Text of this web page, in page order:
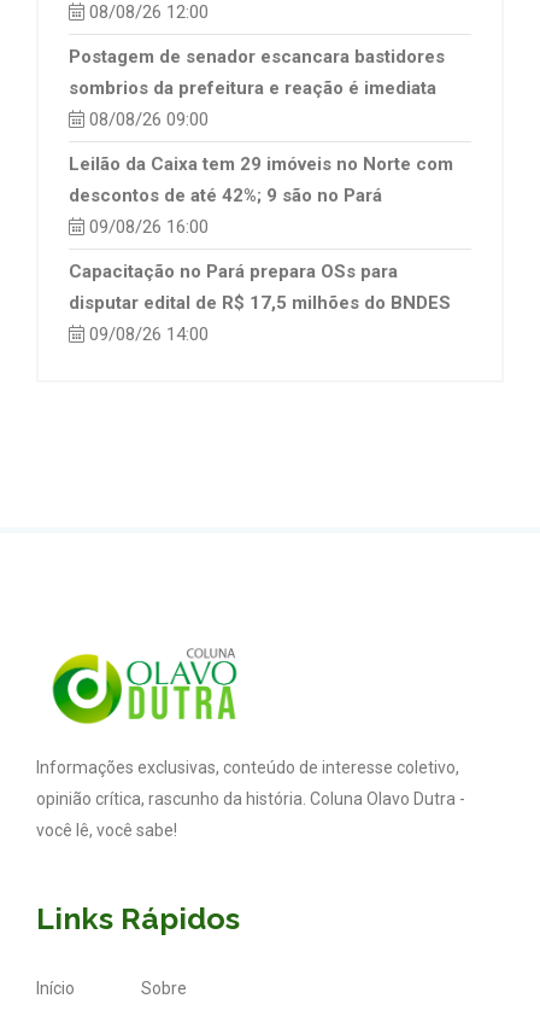
08/08/26 12:00
Postagem de senador escancara bastidores
sombrios da prefeitura e reação é imediata
08/08/26 09:00
Leilão da Caixa tem 29 imóveis no Norte com
descontos de até 42%; 9 são no Pará
09/08/26 16:00
Capacitação no Pará prepara OSs para
disputar edital de R$ 17,5 milhões do BNDES
09/08/26 14:00
Informações exclusivas, conteúdo de interesse coletivo,
opinião crítica, rascunho da história. Coluna Olavo Dutra -
você lê, você sabe!
Links Rápidos
Início Sobre